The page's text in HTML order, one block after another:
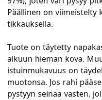
Päällinen on viimeistelty
tikkauksella.
Tuote on täytetty
alkuun hieman kova.
istuinmukavuus on
muotonsa. Jos rahi
pystyyn seinää vasten,